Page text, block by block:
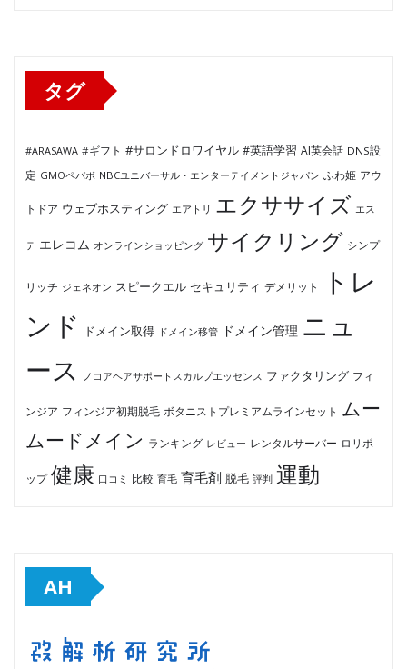
タグ
#ARASAWA #ギフト #サロンドロワイヤル #英語学習 AI英会話 DNS設
定 GMOペパボ NBCユニバーサル・エンターテイメントジャパン ふわ姫 アウ
トドア ウェブホスティング エアトリ エクササイズ エス
テ エレコム オンラインショッピング サイクリング シンプ
リッチ ジェネオン スピークエル セキュリティ デメリット
トレ
ンド
ドメイン取得 ドメイン移管 ドメイン管理 ニュ
ース
ノコアヘアサポートスカルプエッセンス ファクタリング フィ
ンジア フィンジア初期脱毛 ボタニストプレミアムラインセット ムー
ムードメイン ランキング レビュー レンタルサーバー ロリポ
ップ 健康 口コミ 比較 育毛 育毛剤 脱毛 評判 運動
AH